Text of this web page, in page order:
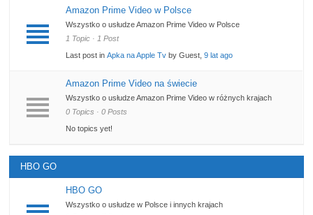
Amazon Prime Video w Polsce
Wszystko o usłudze Amazon Prime Video w Polsce
1 Topic · 1 Post
Last post inApka na Apple Tv by Guest,9 lat ago
Amazon Prime Video na świecie
Wszystko o usłudze Amazon Prime Video w różnych krajach
0 Topics · 0 Posts
No topics yet!
HBO GO
HBO GO
Wszystko o usłudze w Polsce i innych krajach